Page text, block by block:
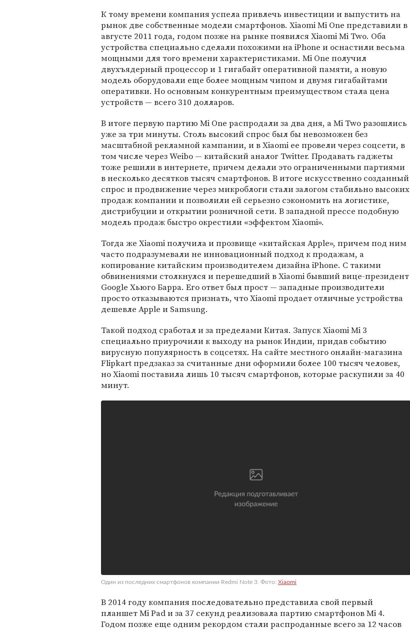
К тому времени компания успела привлечь инвестиции и выпустить на
рынок две собственные модели смартфонов. Xiaomi Mi One представили в
августе 2011 года, годом позже на рынке появился Xiaomi Mi Two. Оба
устройства специально сделали похожими на iPhone и оснастили весьма
мощными для того времени характеристиками. Mi One получил
двухъядерный процессор и 1 гигабайт оперативной памяти, а новую
модель оборудовали еще более мощным чипом и двумя гигабайтами
оперативки. Но основным конкурентным преимуществом стала цена
устройств — всего 310 долларов.
В итоге первую партию Mi One распродали за два дня, а Mi Two разошлись
уже за три минуты. Столь высокий спрос был бы невозможен без
масштабной рекламной кампании, и в Xiaomi ее провели через соцсети, в
том числе через Weibo — китайский аналог Twitter. Продавать гаджеты
тоже решили в интернете, причем делали это ограниченными партиями
в несколько десятков тысяч смартфонов. В итоге искусственно созданный
спрос и продвижение через микроблоги стали залогом стабильно высоких
продаж компании и позволили ей серьезно сэкономить на логистике,
дистрибуции и открытии розничной сети. В западной прессе подобную
модель продаж быстро окрестили «эффектом Xiaomi».
Тогда же Xiaomi получила и прозвище «китайская Apple», причем под ним
часто подразумевали не инновационный подход к продажам, а
копирование китайским производителем дизайна iPhone. С такими
обвинениями столкнулся и перешедший в Xiaomi бывший вице-президент
Google Хьюго Барра. Его ответ был прост — западные производители
просто отказываются признать, что Xiaomi продает отличные устройства
дешевле Apple и Samsung.
Такой подход сработал и за пределами Китая. Запуск Xiaomi Mi 3
специально приурочили к выходу на рынок Индии, придав событию
вирусную популярность в соцсетях. На сайте местного онлайн-магазина
Flipkart предзаказ за считанные дни оформили более 100 тысяч человек,
но Xiaomi поставила лишь 10 тысяч смартфонов, которые раскупили за 40
минут.
Один из последних смартфонов компании Redmi Note 3. Фото: Xiaomi
В 2014 году компания последовательно представила свой первый
планшет Mi Pad и за 37 секунд реализовала партию смартфонов Mi 4.
Годом позже еще одним рекордом стали распроданные всего за 12 часов